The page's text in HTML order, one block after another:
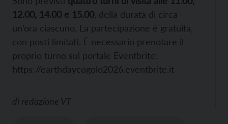
12.00, 14.00 e 15.00 , della durata di circa
un’ora ciascuno. La partecipazione è gratuita,
con posti limitati. È necessario prenotare il
proprio turno sul portale Eventbrite:
https://earthdaycogolo2026.eventbrite.it
di redazione VT